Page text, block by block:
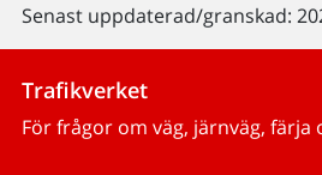
Senast uppdaterad/granskad:
Trafikverket
För frågor om väg, järnväg, färja